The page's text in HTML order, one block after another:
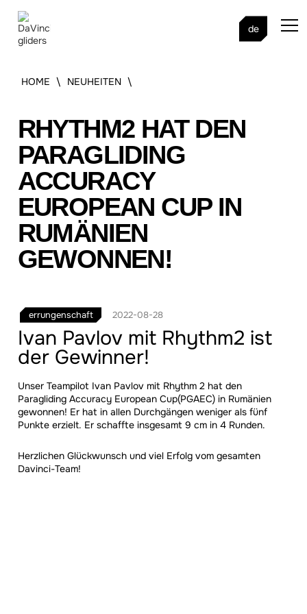
de
HOME \ NEUHEITEN \
RHYTHM2 HAT DEN
PARAGLIDING
ACCURACY
EUROPEAN CUP IN
RUMÄNIEN
GEWONNEN!
errungenschaft 2022-08-28
Ivan Pavlov mit Rhythm2 ist
der Gewinner!
Unser Teampilot Ivan Pavlov mit Rhythm 2 hat den
Paragliding Accuracy European Cup(PGAEC) in Rumänien
gewonnen! Er hat in allen Durchgängen weniger als fünf
Punkte erzielt. Er schaffte insgesamt 9 cm in 4 Runden.
Herzlichen Glückwunsch und viel Erfolg vom gesamten
Davinci-Team!